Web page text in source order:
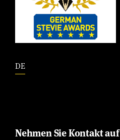
DE
Nehmen Sie Kontakt auf